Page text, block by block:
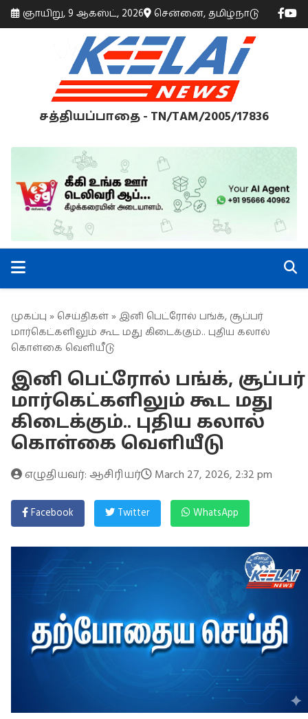
ஞாயிறு, 9 ஆகஸ்ட், 2026 சென்னை, தமிழ்நாடு
சத்தியப்பாதை - TN/TAM/2005/17836
முகப்பு » செய்திகள் » இனி பெட்ரோல் பங்க், சூப்பர்
மார்கெட்களிலும் கூட மது கிடைக்கும்.. புதிய கலால்
கொள்கை வெளியீடு
இனி பெட்ரோல் பங்க், சூப்பர்
மார்கெட்களிலும் கூட மது
கிடைக்கும்.. புதிய கலால்
கொள்கை வெளியீடு
எழுதியவர்: ஆசிரியர் March 27, 2026, 2:32 pm
Facebook Twitter WhatsApp